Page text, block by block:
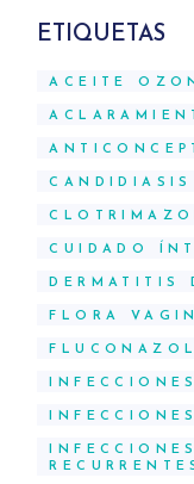
ETIQUETAS
ACEITE
CANDIDIASIS
CUIDADO
DERMATITIS
FLORA
FLUCONAZOL